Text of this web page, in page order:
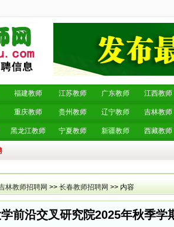
福建教师 江苏教师 广东教师 江西教师
重庆教师 贵州教师 辽宁教师 吉林教师
黑龙江教师 宁夏教师 新疆教师 西藏教师
林教师招聘网 >> 长春教师招聘网 >> 内容
前沿交叉研究院2025年秋季学